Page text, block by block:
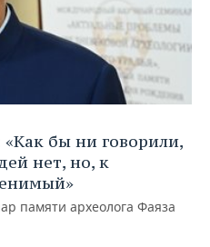
бы ни говорили,
нет, но, к
памяти археолога Фаяза